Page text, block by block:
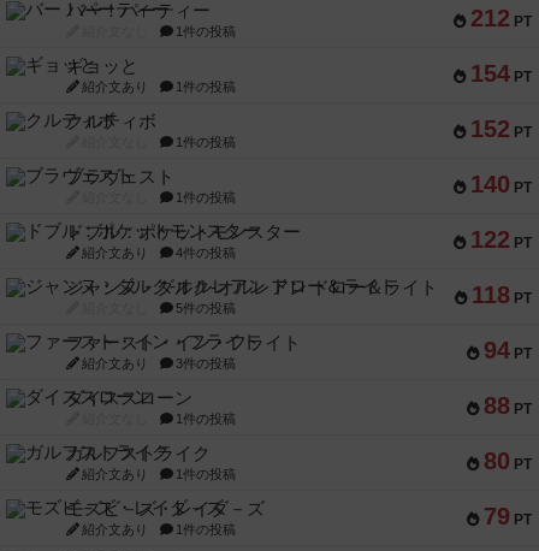
212 PT
バー！パーティー
1件の投稿
154 PT
ギョッと
紹介文あり 1件の投稿
152 PT
クルティボ
1件の投稿
140 PT
ブラヴェスト
1件の投稿
122 PT
ドブル：ポケットモンスター
紹介文あり 4件の投稿
118 PT
ジャンヌ・ダルク-オルレアン ドロー＆ライト
5件の投稿
94 PT
ファースト・イン・フライト
紹介文あり 3件の投稿
88 PT
ダイススローン
1件の投稿
80 PT
ガルフストライク
紹介文あり 1件の投稿
79 PT
モズビ－ズ・レイダ－ズ
紹介文あり 1件の投稿